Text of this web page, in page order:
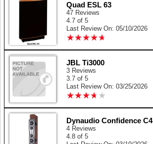
Quad ESL 63
47 Reviews
4.7 of 5
Last Review On: 05/10/2026
★★★★★
★★★★★
JBL Ti3000
3 Reviews
3.7 of 5
Last Review On: 03/25/2026
★★★★ ★
★★★★ ★
Dynaudio Confidence C4
4 Reviews
4.8 of 5